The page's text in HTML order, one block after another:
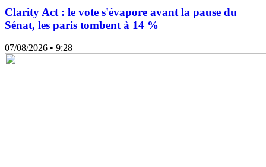
Clarity Act : le vote s'évapore avant la pause du
Sénat, les paris tombent à 14 %
07/08/2026 • 9:28